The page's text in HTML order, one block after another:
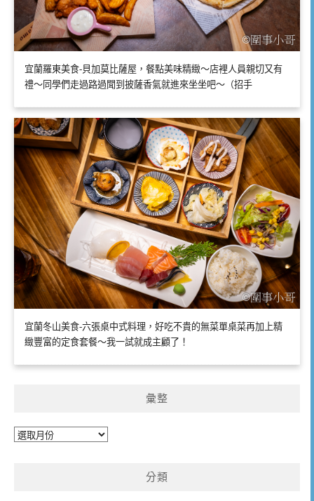
宜蘭羅東美食-貝加莫比薩屋，餐點美味精緻～店裡人員親切又有
禮～同學們走過路過聞到披薩香氣就進來坐坐吧～（招手
宜蘭冬山美食-六張桌中式料理，好吃不貴的無菜單桌菜再加上精
緻豐富的定食套餐～我一試就成主顧了！
彙整
彙
分類